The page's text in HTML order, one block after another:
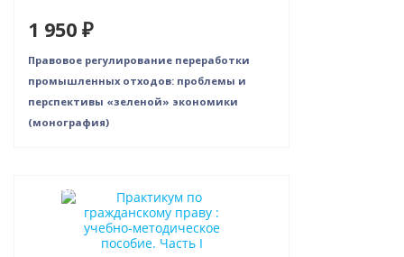
1 950 ₽
Правовое регулирование переработки
промышленных отходов: проблемы и
перспективы «зеленой» экономики
(монография)
Новинка